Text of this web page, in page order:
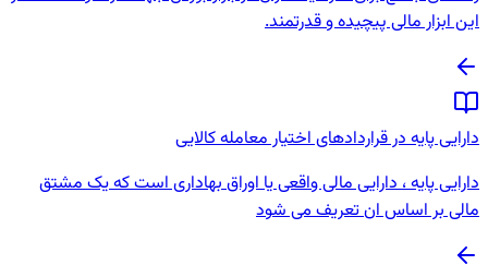
این ابزار مالی پیچیده و قدرتمند.
دارایی پایه در قراردادهای اختیار معامله کالایی
دارایی پایه ، دارایی مالی واقعی یا اوراق بهاداری است که یک مشتق
مالی بر اساس ان تعریف می شود